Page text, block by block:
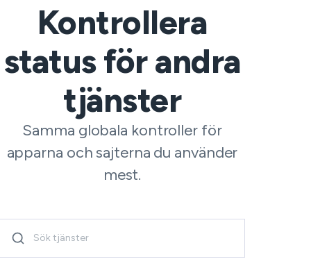
Kontrollera
status för andra
tjänster
Samma globala kontroller för
apparna och sajterna du använder
mest.